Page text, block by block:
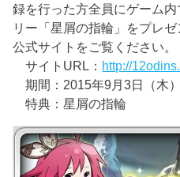
録を行った方全員にゲーム
リー「星屑の指輪」をプレ
公式サイトをご覧ください。
サイトURL： http://
期間：2015年9月3日（木
特典：星屑の指輪